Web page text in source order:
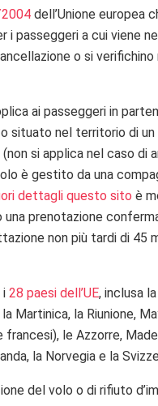
dell’Unione europea
i passeggeri a cui viene
o si
ai passeggeri in
situato nel territorio di un
(non si applica nel caso di
è gestito da una
dettagli questo sito è
una prenotazione
non più tardi di 45
i 28 paesi dell’UE, inclusa
Martinica, la Riunione,
le Azzorre,
la Norvegia e la
del volo o di rifiuto